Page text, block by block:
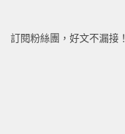
訂閱粉絲團，好文不漏接！